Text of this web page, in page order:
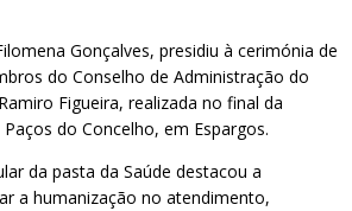
Gonçalves, presidiu à cerimónia de
do Conselho de Administração do
Figueira, realizada no final da
do Concelho, em Espargos.
da pasta da Saúde destacou a
a humanização no atendimento,